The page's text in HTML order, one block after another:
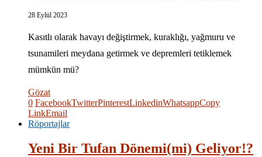
28 Eylül 2023
Kasıtlı olarak havayı değiştirmek, kuraklığı, yağmuru ve
tsunamileri meydana getirmek ve depremleri tetiklemek
mümkün mü?
Gözat
0 FacebookTwitterPinterestLinkedinWhatsappCopy
LinkEmail
Röportajlar
Yeni Bir Tufan Dönemi(mi) Geliyor!?